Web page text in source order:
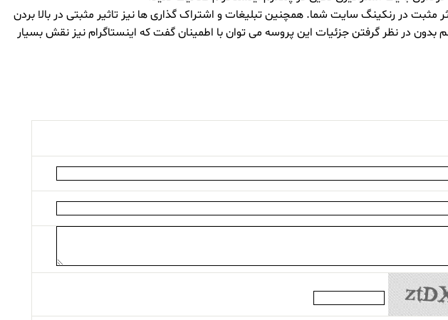
برای وبسایت و در نتیجه یک اثر مثبت در رنکینگ سایت شما. همچنین تبلیغات و اشتراک گذاری ها نیز تاثیر مثبتی در بالا بردن
بدون در نظر گرفتن جزئیات این پروسه می توان با اطمینان گفت که اینستاگرام نیز نقش بسیار